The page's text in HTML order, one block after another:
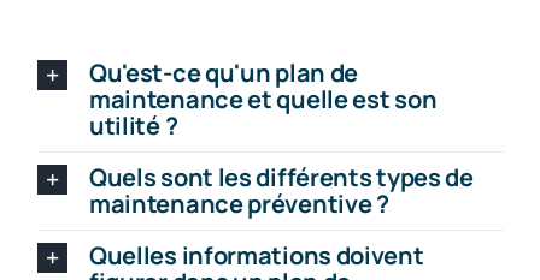
Qu'est-ce qu'un plan de
maintenance et quelle est son
utilité ?
Quels sont les différents types de
maintenance préventive ?
Quelles informations doivent